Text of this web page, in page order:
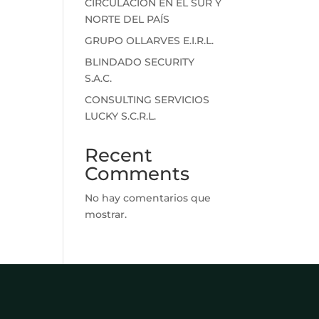
CIRCULACIÓN EN EL SUR Y
NORTE DEL PAÍS
GRUPO OLLARVES E.I.R.L.
BLINDADO SECURITY
S.A.C.
CONSULTING SERVICIOS
LUCKY S.C.R.L.
Recent
Comments
No hay comentarios que
mostrar.